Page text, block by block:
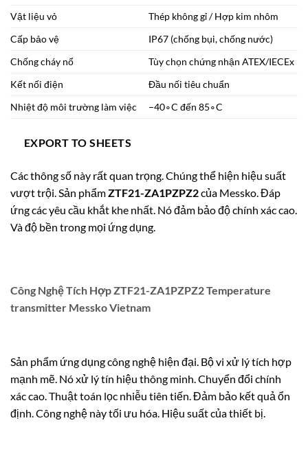
Vật liệu vỏ
Thép không gỉ / Hợp kim nhôm
Cấp bảo vệ
IP67 (chống bụi, chống nước)
Chống cháy nổ
Tùy chọn chứng nhận ATEX/IECEx
Kết nối điện
Đầu nối tiêu chuẩn
Nhiệt độ môi trường làm việc
−40∘C đến85∘C
EXPORT TO SHEETS
Các thông số này rất quan trọng. Chúng thể hiện hiệu suất
vượt trội. Sản phẩmZTF21-ZA1PZPZ2của Messko. Đáp
ứng các yêu cầu khắt khe nhất. Nó đảm bảo độ chính xác cao.
Và độ bền trong mọi ứng dụng.
Công Nghệ Tích Hợp ZTF21-ZA1PZPZ2 Temperature
transmitter Messko Vietnam
Sản phẩm ứng dụng công nghệ hiện đại. Bộ vi xử lý tích hợp
mạnh mẽ. Nó xử lý tín hiệu thông minh. Chuyển đổi chính
xác cao. Thuật toán lọc nhiễu tiên tiến. Đảm bảo kết quả ổn
định. Công nghệ này tối ưu hóa. Hiệu suất của thiết bị.